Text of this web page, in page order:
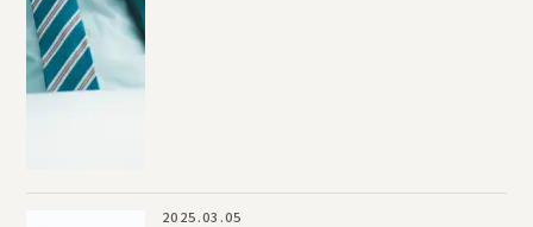
2025.03.05